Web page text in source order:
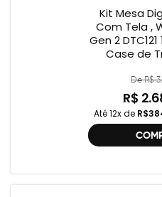
Kit Mesa
Com Tela ,
Gen 2
Case de
De R$
R$
Até 12x de